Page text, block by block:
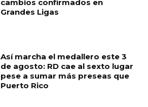
r
cambios confirmados en
Grandes Ligas
Así marcha el medallero este 3
de agosto: RD cae al sexto lugar
pese a sumar más preseas que
Puerto Rico